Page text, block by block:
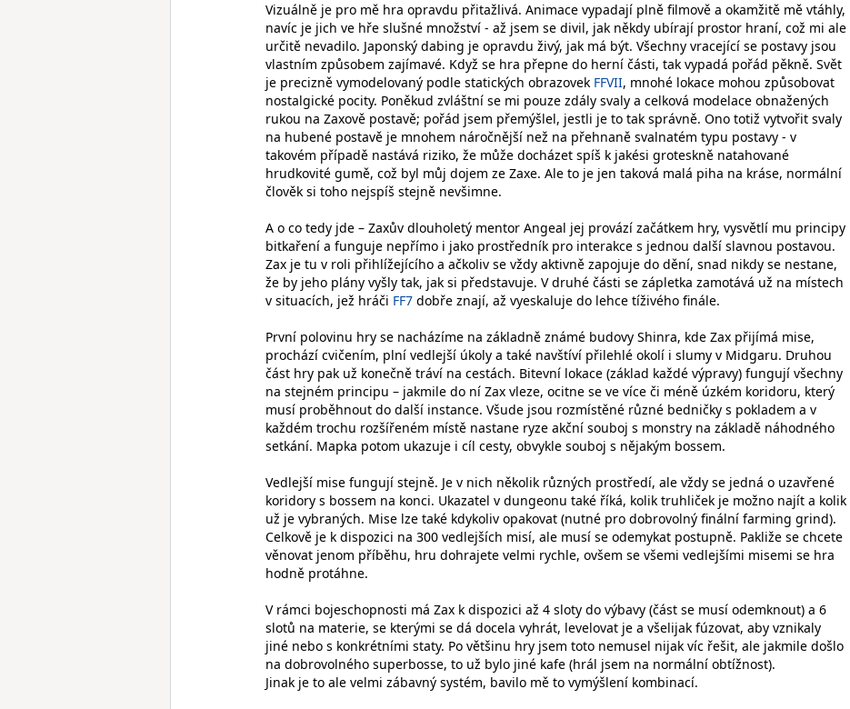
Vizuálně je pro mě hra opravdu přitažlivá. Animace vypadají plně filmově a okamžitě mě vtáhly,
navíc je jich ve hře slušné množství - až jsem se divil, jak někdy ubírají prostor hraní, což mi ale
určitě nevadilo. Japonský dabing je opravdu živý, jak má být. Všechny vracející se postavy jsou
vlastním způsobem zajímavé. Když se hra přepne do herní části, tak vypadá pořád pěkně. Svět
je precizně vymodelovaný podle statických obrazovek FFVII, mnohé lokace mohou způsobovat
nostalgické pocity. Poněkud zvláštní se mi pouze zdály svaly a celková modelace obnažených
rukou na Zaxově postavě; pořád jsem přemýšlel, jestli je to tak správně. Ono totiž vytvořit svaly
na hubené postavě je mnohem náročnější než na přehnaně svalnatém typu postavy - v
takovém případě nastává riziko, že může docházet spíš k jakési groteskně natahované
hrudkovité gumě, což byl můj dojem ze Zaxe. Ale to je jen taková malá piha na kráse, normální
člověk si toho nejspíš stejně nevšimne.
A o co tedy jde – Zaxův dlouholetý mentor Angeal jej provází začátkem hry, vysvětlí mu principy
bitkaření a funguje nepřímo i jako prostředník pro interakce s jednou další slavnou postavou.
Zax je tu v roli přihlížejícího a ačkoliv se vždy aktivně zapojuje do dění, snad nikdy se nestane,
že by jeho plány vyšly tak, jak si představuje. V druhé části se zápletka zamotává už na místech
v situacích, jež hráči FF7 dobře znají, až vyeskaluje do lehce tíživého finále.
První polovinu hry se nacházíme na základně známé budovy Shinra, kde Zax přijímá mise,
prochází cvičením, plní vedlejší úkoly a také navštíví přilehlé okolí i slumy v Midgaru. Druhou
část hry pak už konečně tráví na cestách. Bitevní lokace (základ každé výpravy) fungují všechny
na stejném principu – jakmile do ní Zax vleze, ocitne se ve více či méně úzkém koridoru, který
musí proběhnout do další instance. Všude jsou rozmístěné různé bedničky s pokladem a v
každém trochu rozšířeném místě nastane ryze akční souboj s monstry na základě náhodného
setkání. Mapka potom ukazuje i cíl cesty, obvykle souboj s nějakým bossem.
Vedlejší mise fungují stejně. Je v nich několik různých prostředí, ale vždy se jedná o uzavřené
koridory s bossem na konci. Ukazatel v dungeonu také říká, kolik truhliček je možno najít a kolik
už je vybraných. Mise lze také kdykoliv opakovat (nutné pro dobrovolný finální farming grind).
Celkově je k dispozici na 300 vedlejších misí, ale musí se odemykat postupně. Pakliže se chcete
věnovat jenom příběhu, hru dohrajete velmi rychle, ovšem se všemi vedlejšími misemi se hra
hodně protáhne.
V rámci bojeschopnosti má Zax k dispozici až 4 sloty do výbavy (část se musí odemknout) a 6
slotů na materie, se kterými se dá docela vyhrát, levelovat je a všelijak fúzovat, aby vznikaly
jiné nebo s konkrétními staty. Po většinu hry jsem toto nemusel nijak víc řešit, ale jakmile došlo
na dobrovolného superbosse, to už bylo jiné kafe (hrál jsem na normální obtížnost).
Jinak je to ale velmi zábavný systém, bavilo mě to vymýšlení kombinací.